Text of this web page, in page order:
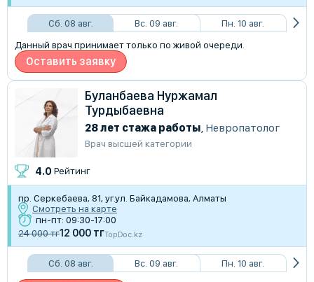
Сб. 08 авг. Вс. 09 авг.
Пн. 10 авг.
Данный врач принимает только по живой очереди.
Оставить заявку
Буланбаева Нуржамал
Турдыбаевна
28 лет стажа работы, Невропатолог
Врач высшей категории
4.0 Рейтинг
пр. Серкебаева, 81, уг.ул. Байкадамова, Алматы
Смотреть на карте
пн-пт: 09:30-17:00
24 000 тг12 000 тгTopDoc.kz
Сб. 08 авг. Вс. 09 авг. Пн. 10 авг.